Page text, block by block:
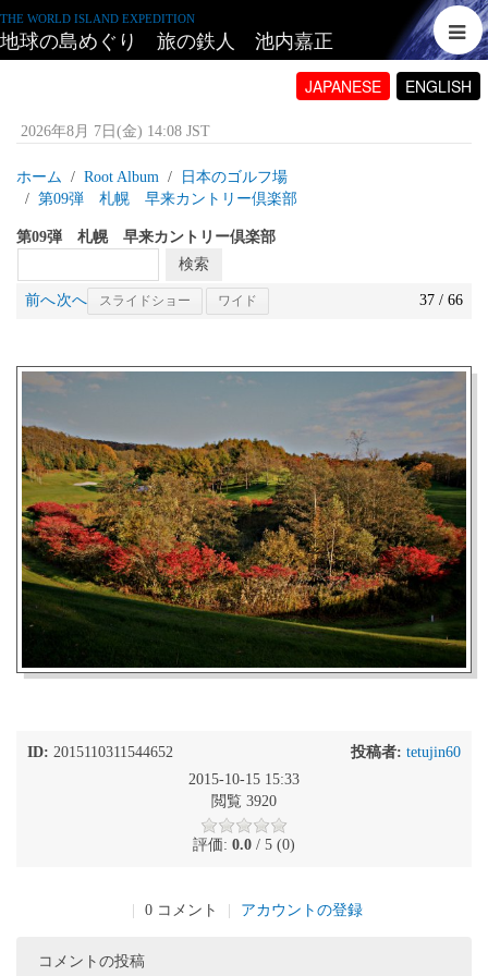
THE WORLD ISLAND EXPEDITION
地球の島めぐり 旅の鉄人 池内嘉正
JAPANESE ENGLISH
2026年8月 7日(金) 14:08 JST
ホーム Root Album
日本のゴルフ場
第09弾 札幌 早来カントリー倶楽部
第09弾 札幌 早来カントリー倶楽部
前へ次へ スライドショー ワイド 37 / 66
ID: 2015110311544652 投稿者: tetujin60
2015-10-15 15:33
閲覧 3920
評価: 0.0 / 5 (0)
0 コメント アカウントの登録
コメントの投稿